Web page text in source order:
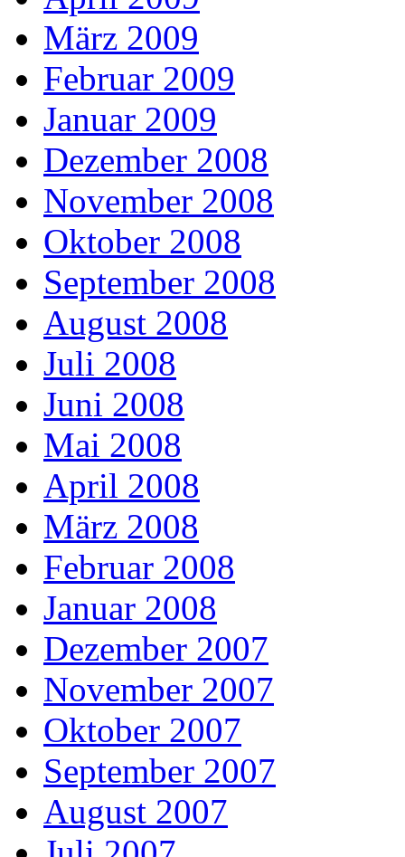
März 2009
Februar 2009
Januar 2009
Dezember 2008
November 2008
Oktober 2008
September 2008
August 2008
Juli 2008
Juni 2008
Mai 2008
April 2008
März 2008
Februar 2008
Januar 2008
Dezember 2007
November 2007
Oktober 2007
September 2007
August 2007